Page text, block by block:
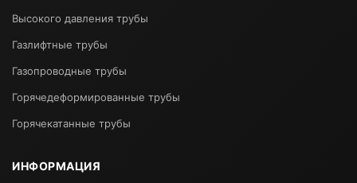
Высокого давления трубы
Газлифтные трубы
Газопроводные трубы
Горячедеформированные трубы
Горячекатанные трубы
ИНФОРМАЦИЯ